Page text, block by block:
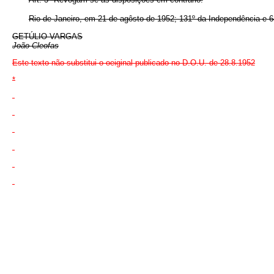
Rio de Janeiro, em 21 de agôsto de 1952; 131º da Independência e
GETÚLIO VARGAS
João Cleofas
Este texto não substitui o oeiginal publicado no D.O.U. de 28.8.1952
*